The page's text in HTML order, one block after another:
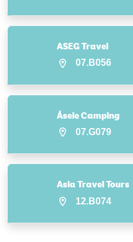
ASEG Travel
07.B056
Åsele Camping
07.G079
Asia Travel Tours
12.B074